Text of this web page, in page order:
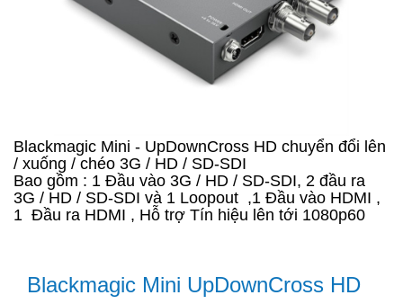
Blackmagic Mini - UpDownCross HD chuyển đổi lên
/ xuống / chéo 3G / HD / SD-SDI
Bao gồm : 1 Đầu vào 3G / HD / SD-SDI, 2 đầu ra
3G / HD / SD-SDI và 1 Loopout ,1 Đầu vào HDMI ,
1 Đầu ra HDMI , Hỗ trợ Tín hiệu lên tới 1080p60
Blackmagic Mini UpDownCross HD